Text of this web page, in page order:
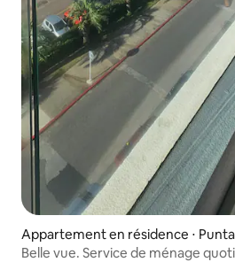
Appartement en résidence ⋅
Belle vue. Service de ménage